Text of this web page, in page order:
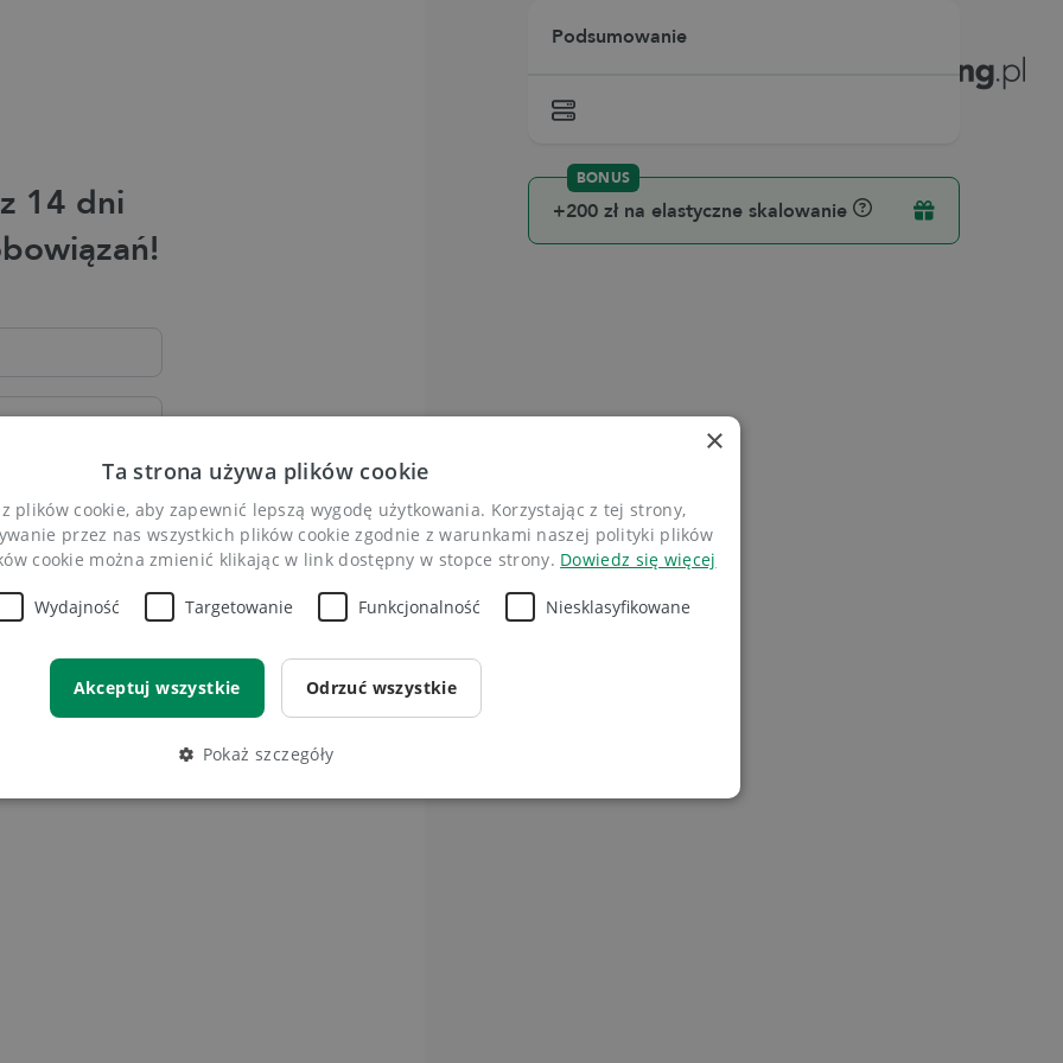
14 dni
dhosting.pl
handlowych
Podsumowanie
+200 zł na elastyczne skalowanie
×
Ta strona używa plików cookie
plików cookie, aby zapewnić lepszą wygodę użytkowania. Korzystając z tej strony,
przez nas wszystkich plików cookie zgodnie z warunkami naszej polityki plików
cookie można zmienić klikając w link dostępny w stopce strony. Dowiedz się więcej
Wydajność Targetowanie Funkcjonalność Niesklasyfikowane
Akceptuj wszystkie Odrzuć wszystkie
Pokaż szczegóły